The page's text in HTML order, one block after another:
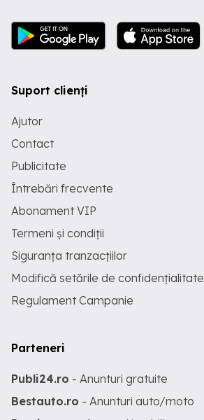
Suport clienți
Ajutor
Contact
Publicitate
Întrebări frecvente
Abonament VIP
Termeni și condiții
Siguranța tranzacțiilor
Modifică setările de confidențialitate
Regulament Campanie
Parteneri
Publi24.ro - Anunturi gratuite
Bestauto.ro - Anunturi auto/moto